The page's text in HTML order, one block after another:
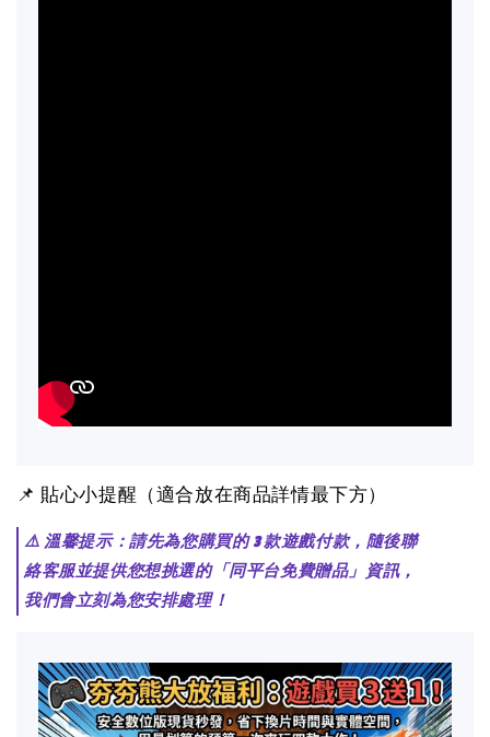
📌 貼心小提醒（適合放在商品詳情最下方）
⚠️ 溫馨提示：請先為您購買的 3 款遊戲付款，隨後聯
絡客服並提供您想挑選的「同平台免費贈品」資訊，
我們會立刻為您安排處理！